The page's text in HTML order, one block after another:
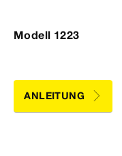
Modell 1223
ANLEITUNG